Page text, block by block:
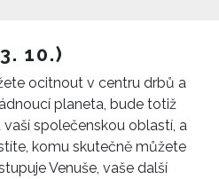
10.)
ocitnout v centru drbů a
planeta, bude totiž
společenskou oblastí, a
komu skutečně můžete
Venuše, vaše další